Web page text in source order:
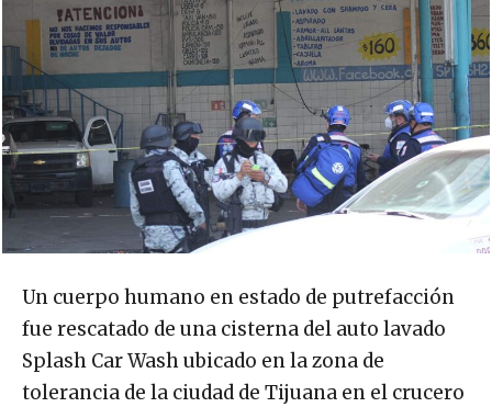
Un cuerpo humano en estado de putrefacción
fue rescatado de una cisterna del auto lavado
Splash Car Wash ubicado en la zona de
tolerancia de la ciudad de Tijuana en el crucero